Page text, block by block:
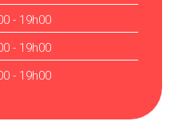
- 19h00
- 19h00
- 19h00